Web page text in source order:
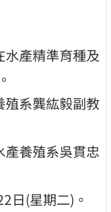
水產精準育種及
殖系龔紘毅副教
產養殖系吳貫忠
日(星期二)。